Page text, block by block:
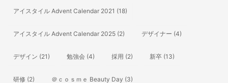
アイスタイル Advent Calendar 2021 (18)
アイスタイル Advent Calendar 2025 (2) デザイナー (4)
デザイン (21) 勉強会 (4) 採用 (2) 新卒 (13)
研修 (2) ＠ｃｏｓｍｅ Beauty Day (3)